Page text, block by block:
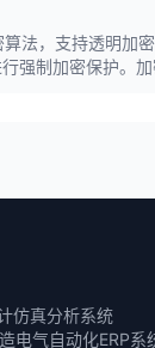
法，支持透明加
强制加密保护。
仿真分析系统
电气自动化ERP系